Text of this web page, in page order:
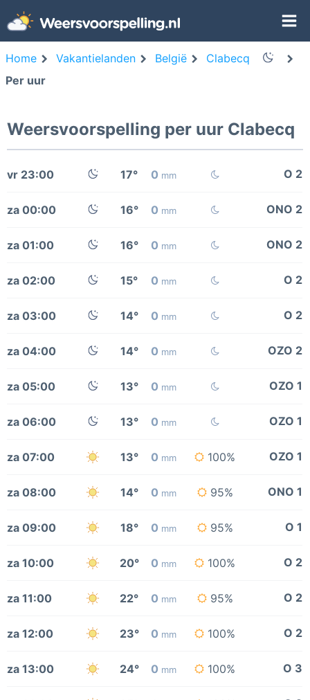
Home Vakantielanden België
Clabecq
Per uur
Weersvoorspelling per uur Clabecq
vr 23:00 17° 0 mm O 2
za 00:00 16° 0 mm ONO 2
za 01:00 16° 0 mm ONO 2
za 02:00 15° 0 mm O 2
za 03:00 14° 0 mm O 2
za 04:00 14° 0 mm OZO 2
za 05:00 13° 0 mm OZO 1
za 06:00 13° 0 mm OZO 1
za 07:00 13° 0 mm 100% OZO 1
za 08:00 14° 0 mm 95% ONO 1
za 09:00 18° 0 mm 95% O 1
za 10:00 20° 0 mm 100% O 2
za 11:00 22° 0 mm 95% O 2
za 12:00 23° 0 mm 100% O 2
za 13:00 24° 0 mm 100% O 3